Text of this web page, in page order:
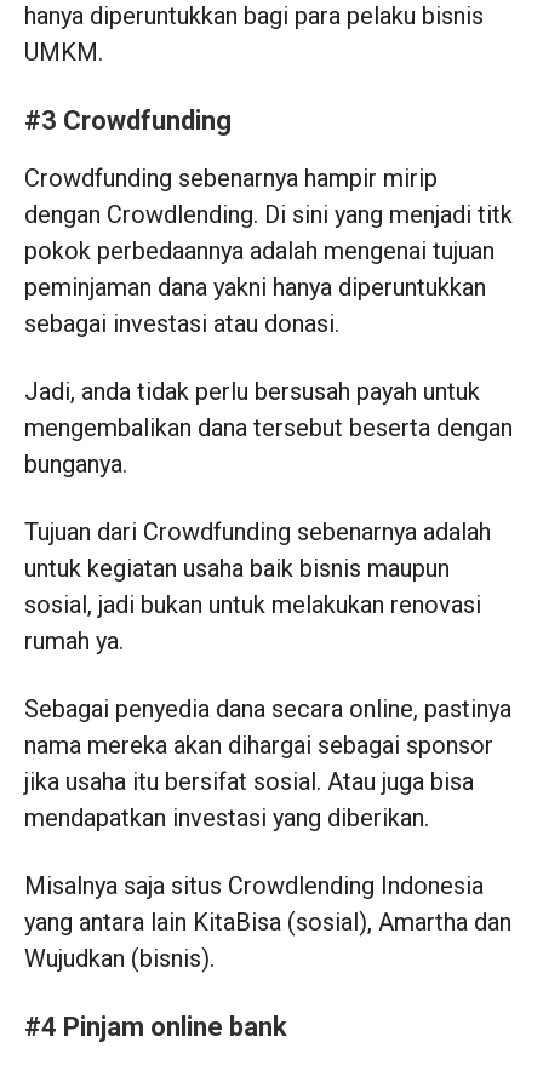
hanya diperuntukkan bagi para pelaku bisnis
UMKM.
#3 Crowdfunding
Crowdfunding sebenarnya hampir mirip
dengan Crowdlending. Di sini yang menjadi titk
pokok perbedaannya adalah mengenai tujuan
peminjaman dana yakni hanya diperuntukkan
sebagai investasi atau donasi.
Jadi, anda tidak perlu bersusah payah untuk
mengembalikan dana tersebut beserta dengan
bunganya.
Tujuan dari Crowdfunding sebenarnya adalah
untuk kegiatan usaha baik bisnis maupun
sosial, jadi bukan untuk melakukan renovasi
rumah ya.
Sebagai penyedia dana secara online, pastinya
nama mereka akan dihargai sebagai sponsor
jika usaha itu bersifat sosial. Atau juga bisa
mendapatkan investasi yang diberikan.
Misalnya saja situs Crowdlending Indonesia
yang antara lain KitaBisa (sosial), Amartha dan
Wujudkan (bisnis).
#4 Pinjam online bank